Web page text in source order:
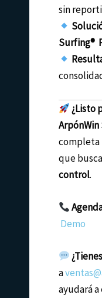
sin
Surfing®
¿Listo
completa
que
control.
Demo
a
ayudará